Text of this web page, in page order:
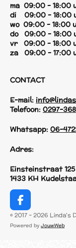
ma 09:00 - 18:00
di 09:00 - 18:00
wo 09:00 - 18:00
do 09:00 - 18:00
vr 09:00 - 18:00
za 09:00 - 17:00
CONTACT
E-mail:
Telefoon: 0297-
Whatsapp: 06-
Adres:
Einsteinstraat 125
1433 KH
F
a
c
© 2017 - 2026 Linda's
Powered by JouwWeb